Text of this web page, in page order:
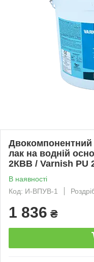
Двокомпонентний
лак на водній
2КВВ / Varnish PU
В наявності
Код: И-ВПУВ-1
1 836 ₴